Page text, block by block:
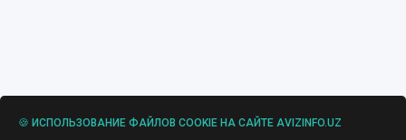
🍪 ИСПОЛЬЗОВАНИЕ ФАЙЛОВ COOKIE НА САЙТЕ AVIZINFO.UZ